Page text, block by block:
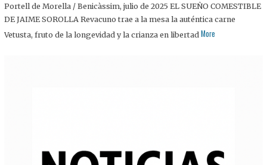
J
U
I
Portell de Morella / Benicàssim, julio de 2025 EL SUEÑO COMESTIBLE
DE JAIME SOROLLA Revacuno trae a la mesa la auténtica carne
Vetusta, fruto de la longevidad y la crianza en libertad More